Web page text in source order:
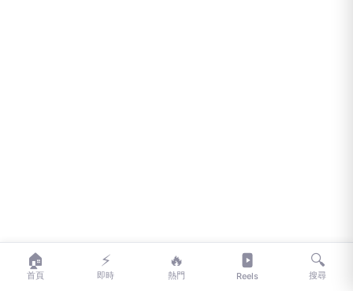
🏠
首頁
⚡
即時
🔥
熱門 Reels
🔍
搜尋